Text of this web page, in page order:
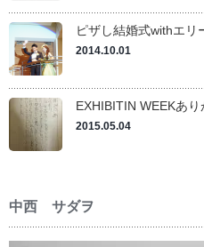
ピザし結婚式withエリ
2014.10.01
EXHIBITIN WEEKあ
2015.05.04
中西 サダヲ